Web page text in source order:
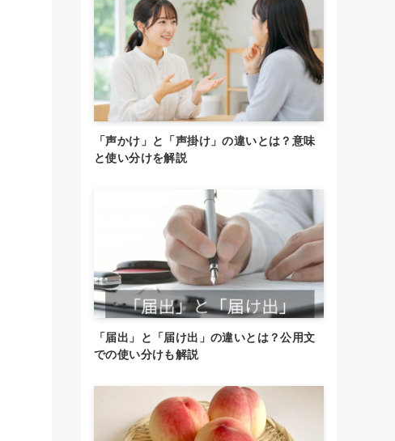
「声かけ」と「声掛け」の違いとは？意味
と使い分けを解説
「届出」と「届け出」の違いとは？公用文
での使い分けも解説